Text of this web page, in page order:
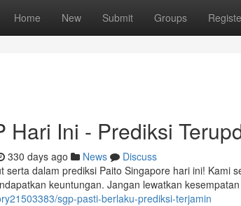
Home New Submit Groups
Hari Ini - Prediksi
330 days ago News
Discuss
serta dalam prediksi Paito Singapore hari ini! Kami
keuntungan. Jangan lewatkan
sgp-pasti-berlaku-prediksi-terjamin